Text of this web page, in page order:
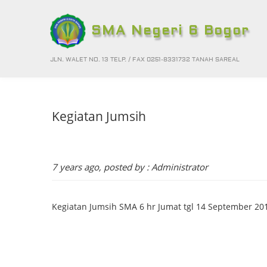
SMA Negeri 6 Bogor
JLN. WALET NO. 13 TELP. / FAX 0251-8331732 TANAH SAREAL
Kegiatan Jumsih
7 years ago, posted by : Administrator
Kegiatan Jumsih SMA 6 hr Jumat tgl 14 September